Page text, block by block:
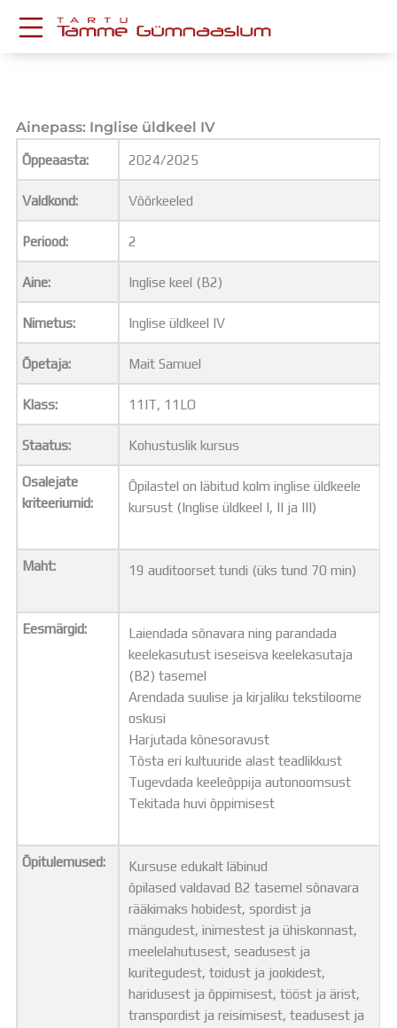
content
Postkast
Drive
Tamme TV
Tamme Leht
Kooliraadio
Koorilaul
ÕPPETÖÖ
Tunniplaan
Aastaplaan
Õppekava
Ainepassid
Huviringid
Õpilastööd (UPT)
Distantsõpe
Projektid
ÜLDINFO
Sisseastumine
Meie kool
Lapsevanemale
Toitlustamine
Virtuaaltuur
Õpilasesindus
Kontaktid
Tööpakkumised
Ainepass: Inglise üldkeel IV
Õppeaasta: 2024/2025
Valdkond: Võõrkeeled
Periood: 2
Aine: Inglise keel (B2)
Nimetus: Inglise üldkeel IV
Õpetaja: Mait Samuel
Klass: 11IT, 11LO
Staatus: Kohustuslik kursus
Osalejate
kriteeriumid:
Õpilastel on läbitud kolm inglise üldkeele
kursust (Inglise üldkeel I, II ja III)
Maht: 19 auditoorset tundi (üks tund 70 min)
Eesmärgid:
Laiendada sõnavara ning parandada
keelekasutust iseseisva keelekasutaja
(B2) tasemel
Arendada suulise ja kirjaliku tekstiloome
oskusi
Harjutada kõnesoravust
Tõsta eri kultuuride alast teadlikkust
Tugevdada keeleõppija autonoomsust
Tekitada huvi õppimisest
Õpitulemused:
Kursuse edukalt läbinud
õpilased valdavad B2 tasemel sõnavara
rääkimaks hobidest, spordist ja
mängudest, inimestest ja ühiskonnast,
meelelahutusest, seadusest ja
kuritegudest, toidust ja jookidest,
haridusest ja õppimisest, tööst ja ärist,
transpordist ja reisimisest, teadusest ja